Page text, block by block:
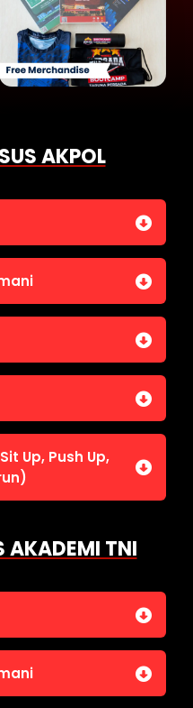
AKPOL
UU Kepolisian)
Up, Push Up,
AKADEMI TNI